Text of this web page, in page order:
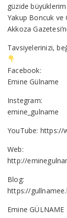
güzide
Yakup Boncuk ve
Akkoza
Tavsiyelerinizi,
Facebook:
Emine Gülname
Instegram:
emine_gulname
YouTube: https://
Web:
http://
Blog:
https://
Emine GÜLNAME